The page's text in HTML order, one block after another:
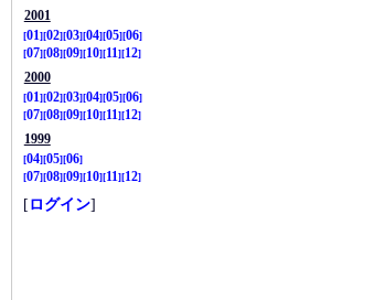
2001
01
02 03 04 05 06
07 08 09 10 11
12
2000
01
02 03 04 05 06
07 08 09 10 11
12
1999
04 05 06
07 08 09 10 11 12
[ログイン]